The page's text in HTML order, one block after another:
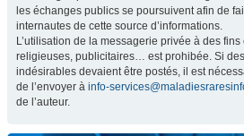
les échanges publics se poursuivent afin de
internautes de cette source d’informations.
L’utilisation de la messagerie privée à des
religieuses, publicitaires… est prohibée. Si
indésirables devaient être postés, il est
de l’envoyer à info-
de l’auteur.